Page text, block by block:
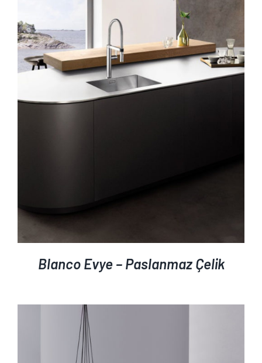
AYRINTILAR
Blanco Evye – Paslanmaz Çelik